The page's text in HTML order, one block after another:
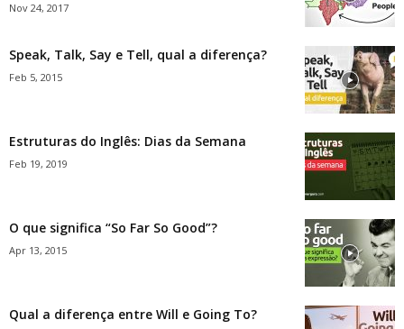
Nov 24, 2017
Speak, Talk, Say e Tell, qual a diferença?
Feb 5, 2015
Estruturas do Inglês: Dias da Semana
Feb 19, 2019
O que significa “So Far So Good”?
Apr 13, 2015
Qual a diferença entre Will e Going To?